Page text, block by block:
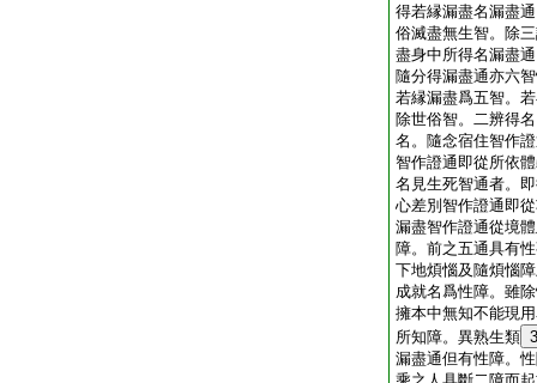
得若縁漏盡名漏盡
俗滅盡無生智。除
盡身中所得名漏盡
隨分得漏盡通亦六
若縁漏盡爲五智。
除世俗智。二辨得
名。隨念宿住智作
智作證通即從所依
名見生死智通者。
心差別智作證通即
漏盡智作證通從境
障。前之五通具有
下地煩惱及隨煩惱
成就名爲性障。雖
擁本中無知不能現
所知障。異熟生類 3
漏盡通但有性障。